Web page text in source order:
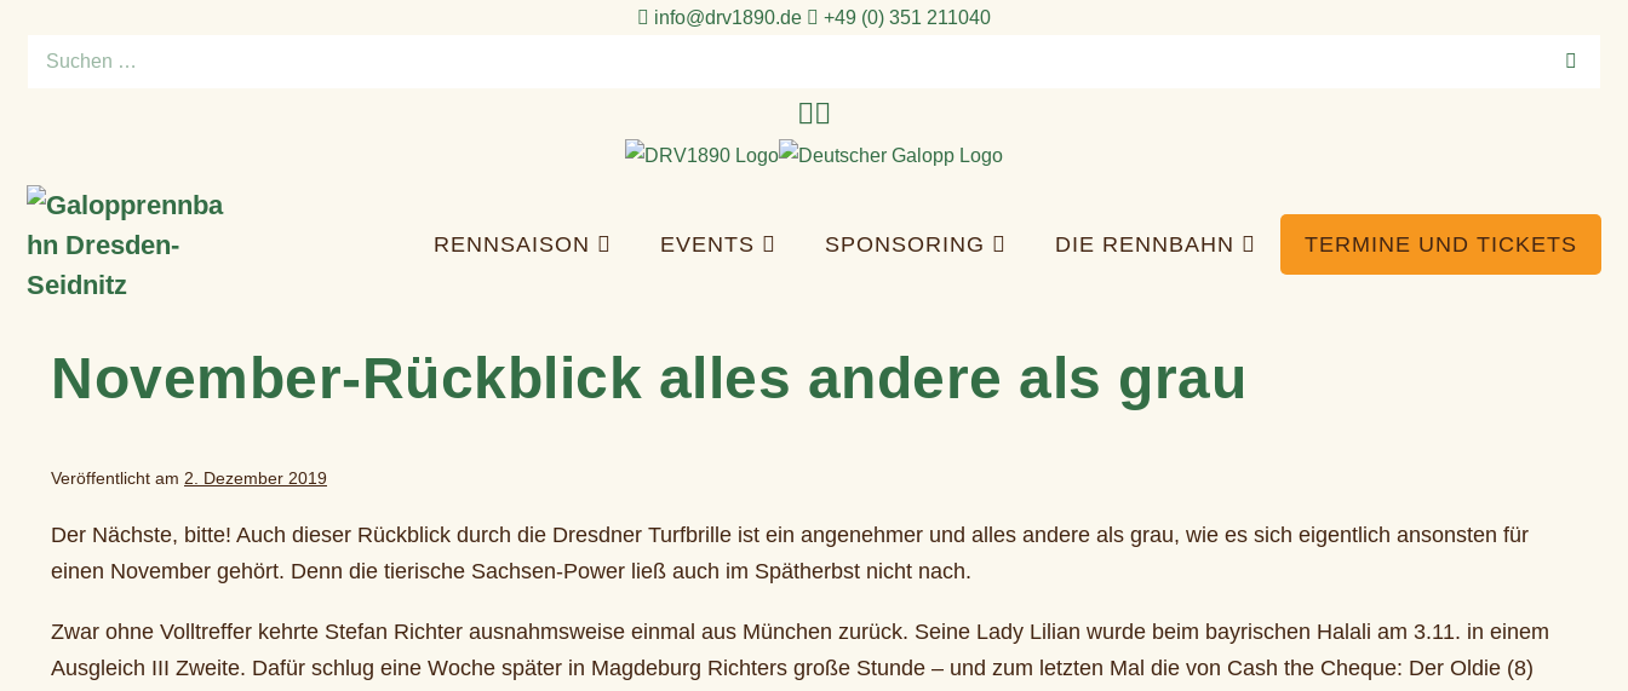
Inhalt
info@drv1890.de​
+49 (0) 351 211040
Suchen
RENNSAISON EVENTS SPONSORING DIE RENNBAHN TERMINE UND TICKETS
November-Rückblick alles andere als grau
Veröffentlicht am 2. Dezember 2019
Der Nächste, bitte! Auch dieser Rückblick durch die Dresdner Turfbrille ist ein angenehmer und alles andere als grau, wie es sich eigentlich ansonsten für
einen November gehört. Denn die tierische Sachsen-Power ließ auch im Spätherbst nicht nach.
Zwar ohne Volltreffer kehrte Stefan Richter ausnahmsweise einmal aus München zurück. Seine Lady Lilian wurde beim bayrischen Halali am 3.11. in einem
Ausgleich III Zweite. Dafür schlug eine Woche später in Magdeburg Richters große Stunde – und zum letzten Mal die von Cash the Cheque: Der Oldie (8)